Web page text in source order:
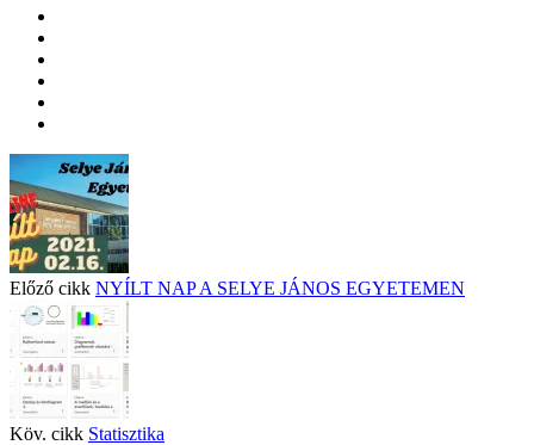
Előző cikk NYÍLT NAP A SELYE JÁNOS EGYETEMEN
Köv. cikk Statisztika